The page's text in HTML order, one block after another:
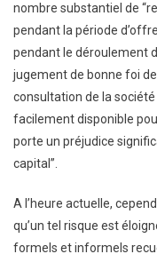
nombre substantiel de
pendant la période
pendant le déroulement
jugement de bonne foi
consultation de la
facilement disponible
porte un préjudice
capital”.
A l’heure actuelle,
qu’un tel risque est
formels et informels